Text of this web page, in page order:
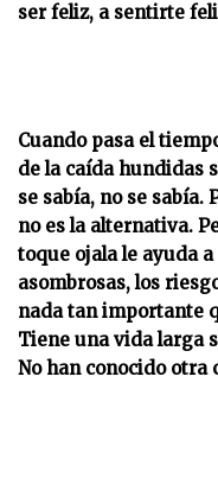
ser feliz, a sentirte
Cuando pasa el
de la caída hundidas
se sabía, no se sabía.
no es la alternativa.
toque ojala le ayuda
asombrosas, los
nada tan importante
Tiene una vida larga
No han conocido otra